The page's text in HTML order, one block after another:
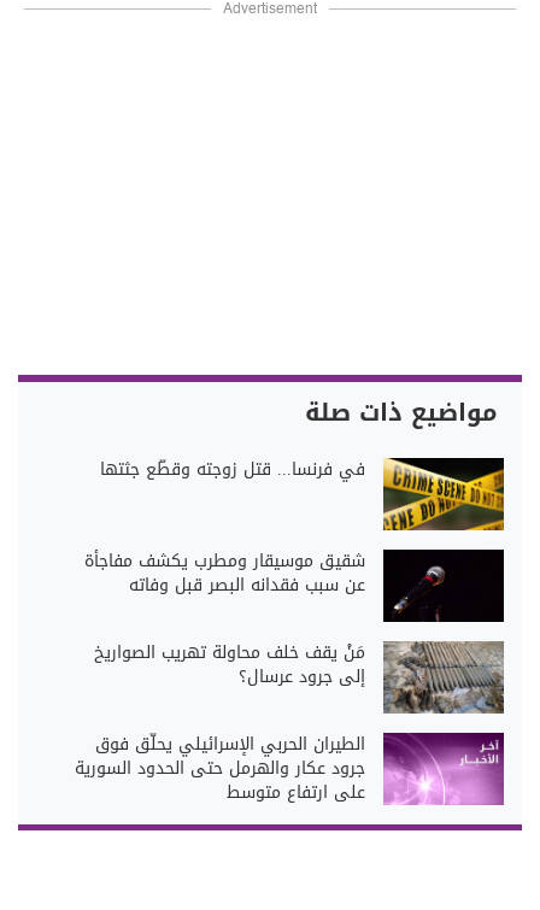
Advertisement
مواضيع ذات صلة
في فرنسا... قتل زوجته وقطّع جثتها
شقيق موسيقار ومطرب يكشف مفاجأة
عن سبب فقدانه البصر قبل وفاته
مَنْ يقف خلف محاولة تهريب الصواريخ
إلى جرود عرسال؟
الطيران الحربي الإسرائيلي يحلّق فوق
جرود عكار والهرمل حتى الحدود السورية
على ارتفاع متوسط